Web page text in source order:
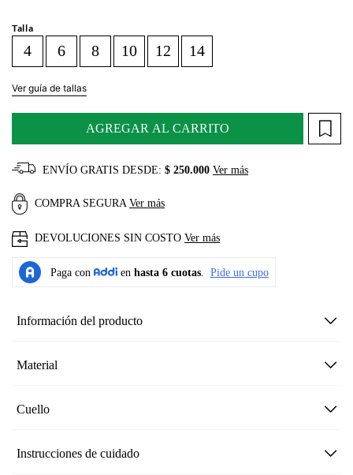
Talla
4 6 8 10 12 14
Ver guía de tallas
AGREGAR AL CARRITO
ENVÍO GRATIS DESDE: $ 250.000 Ver más
COMPRA SEGURA Ver más
DEVOLUCIONES SIN COSTO Ver más
Información del producto
Material
Cuello
Instrucciones de cuidado